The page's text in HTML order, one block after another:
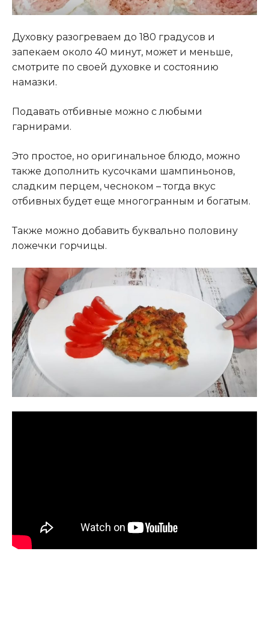
Духовку разогреваем до 180 градусов и
запекаем около 40 минут, может и меньше,
смотрите по своей духовке и состоянию
намазки.
Подавать отбивные можно с любыми
гарнирами.
Это простое, но оригинальное блюдо, можно
также дополнить кусочками шампиньонов,
сладким перцем, чесноком – тогда вкус
отбивных будет еще многогранным и богатым.
Также можно добавить буквально половину
ложечки горчицы.